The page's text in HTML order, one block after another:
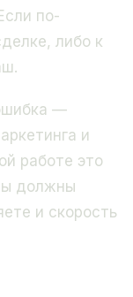
по-
либо к
—
и
работе это
должны
и скорость